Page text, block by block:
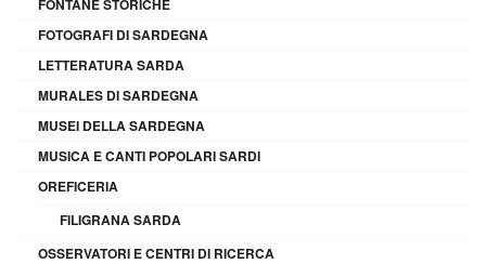
FONTANE STORICHE
FOTOGRAFI DI SARDEGNA
LETTERATURA SARDA
MURALES DI SARDEGNA
MUSEI DELLA SARDEGNA
MUSICA E CANTI POPOLARI SARDI
OREFICERIA
FILIGRANA SARDA
OSSERVATORI E CENTRI DI RICERCA